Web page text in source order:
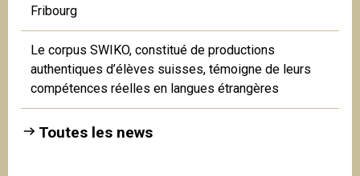
Fribourg
Le corpus SWIKO, constitué de productions
authentiques d’élèves suisses, témoigne de leurs
compétences réelles en langues étrangères
Toutes les news